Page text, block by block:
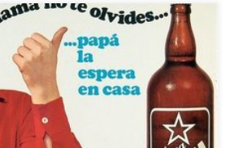
ha hecho que poco a poco estén
como “Pon a punto la casa mientras
no tenemos más que encender la
para ver la gran cantidad de
sigue habiendo hoy en […]